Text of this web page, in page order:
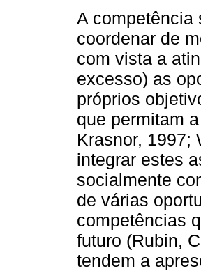
A competência
coordenar de
com vista a
excesso) as
próprios
que permitam
Krasnor, 1997;
integrar estes
socialmente
de várias
competências
futuro (Rubin,
tendem a